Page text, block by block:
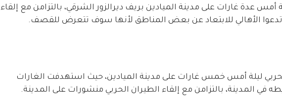
أمس عدة غارات على مدينة الميادين بريف ديرالزور الشرقي، بالتزامن مع إلقاء
الأهالي للابتعاد عن بعض المناطق لأنها سوف تتعرض للقصف.
ليلة أمس خمس غارات على مدينة الميادين، حيث استهدفت الغارات
في المدينة، بالتزامن مع إلقاء الطيران الحربي منشورات على المدينة.